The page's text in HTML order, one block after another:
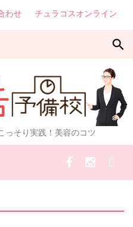
わせ チュラコスオンライン
search
っそり実践！美容のコツ